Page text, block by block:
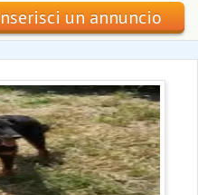
un annuncio